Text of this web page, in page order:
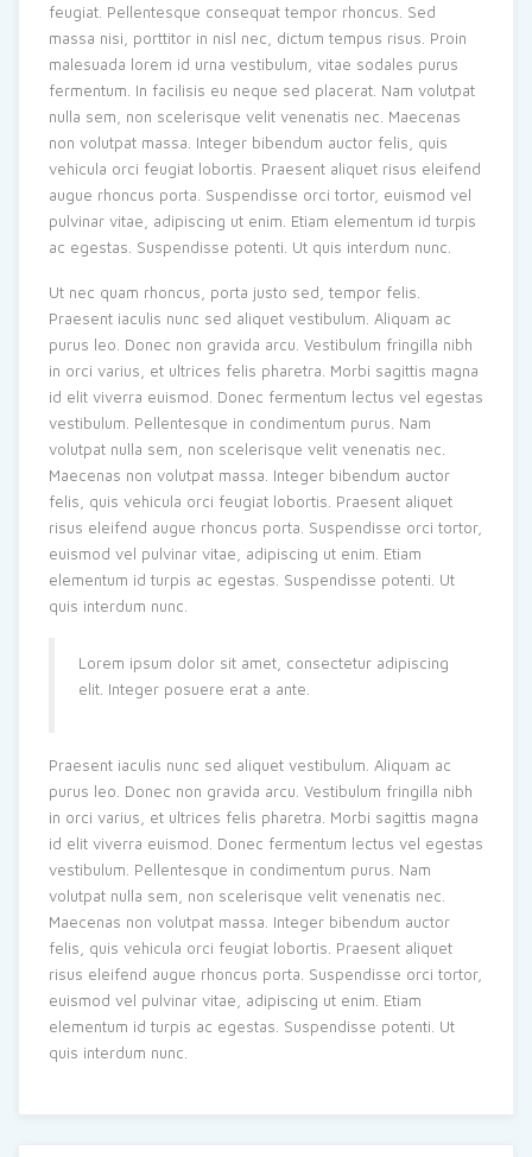
feugiat. Pellentesque consequat tempor rhoncus. Sed
massa nisi, porttitor in nisl nec, dictum tempus risus. Proin
malesuada lorem id urna vestibulum, vitae sodales purus
fermentum. In facilisis eu neque sed placerat. Nam volutpat
nulla sem, non scelerisque velit venenatis nec. Maecenas
non volutpat massa. Integer bibendum auctor felis, quis
vehicula orci feugiat lobortis. Praesent aliquet risus eleifend
augue rhoncus porta. Suspendisse orci tortor, euismod vel
pulvinar vitae, adipiscing ut enim. Etiam elementum id turpis
ac egestas. Suspendisse potenti. Ut quis interdum nunc.
Ut nec quam rhoncus, porta justo sed, tempor felis.
Praesent iaculis nunc sed aliquet vestibulum. Aliquam ac
purus leo. Donec non gravida arcu. Vestibulum fringilla nibh
in orci varius, et ultrices felis pharetra. Morbi sagittis magna
id elit viverra euismod. Donec fermentum lectus vel egestas
vestibulum. Pellentesque in condimentum purus. Nam
volutpat nulla sem, non scelerisque velit venenatis nec.
Maecenas non volutpat massa. Integer bibendum auctor
felis, quis vehicula orci feugiat lobortis. Praesent aliquet
risus eleifend augue rhoncus porta. Suspendisse orci tortor,
euismod vel pulvinar vitae, adipiscing ut enim. Etiam
elementum id turpis ac egestas. Suspendisse potenti. Ut
quis interdum nunc.
Lorem ipsum dolor sit amet, consectetur adipiscing
elit. Integer posuere erat a ante.
Praesent iaculis nunc sed aliquet vestibulum. Aliquam ac
purus leo. Donec non gravida arcu. Vestibulum fringilla nibh
in orci varius, et ultrices felis pharetra. Morbi sagittis magna
id elit viverra euismod. Donec fermentum lectus vel egestas
vestibulum. Pellentesque in condimentum purus. Nam
volutpat nulla sem, non scelerisque velit venenatis nec.
Maecenas non volutpat massa. Integer bibendum auctor
felis, quis vehicula orci feugiat lobortis. Praesent aliquet
risus eleifend augue rhoncus porta. Suspendisse orci tortor,
euismod vel pulvinar vitae, adipiscing ut enim. Etiam
elementum id turpis ac egestas. Suspendisse potenti. Ut
quis interdum nunc.